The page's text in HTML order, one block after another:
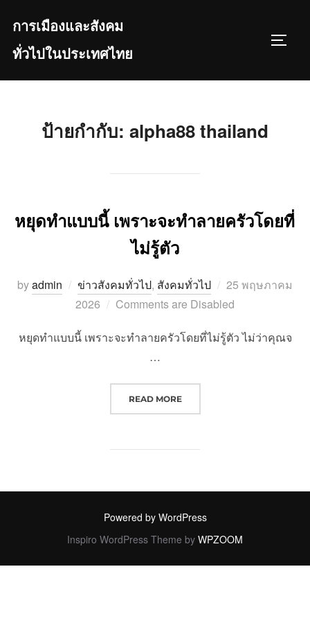
content
การเมืองและสังคม
ทั่วไปในประเทศไทย
ป้ายกำกับ: alpha88 thailand
หยุดทำแบบนี้ เพราะจะทำลายครัวโดยที่
ไม่รู้ตัว
byadmin ข่าวสังคมทั่วไป, สังคมทั่วไป
Posted
on
25 พฤษภาคม
2026
Comments are Disabled
หยุดทำแบบนี้ เพราะจะทำลายครัวโดยที่ไม่รู้ตัว ไม่ว่าคุณจ
…
READ MORE“หยุดทำแบบนี้ เพราะจะทำลายครัว
Powered by WordPress
Inspiro WordPress Theme by WPZOOM